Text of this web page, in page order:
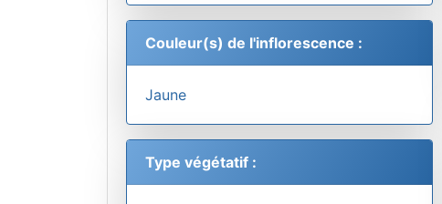
Couleur(s) de l'inflorescence :
Jaune
Type végétatif :